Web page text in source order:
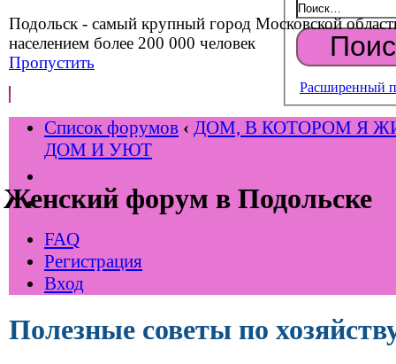
Подольск - самый крупный город Московской
населением более 200 000 человек
Пропустить
Женский форум в Подольске
Расширенный
Список форумов ‹ ДОМ, В КОТОРОМ Я
ДОМ И УЮТ
FAQ
Регистрация
Вход
Полезные советы по